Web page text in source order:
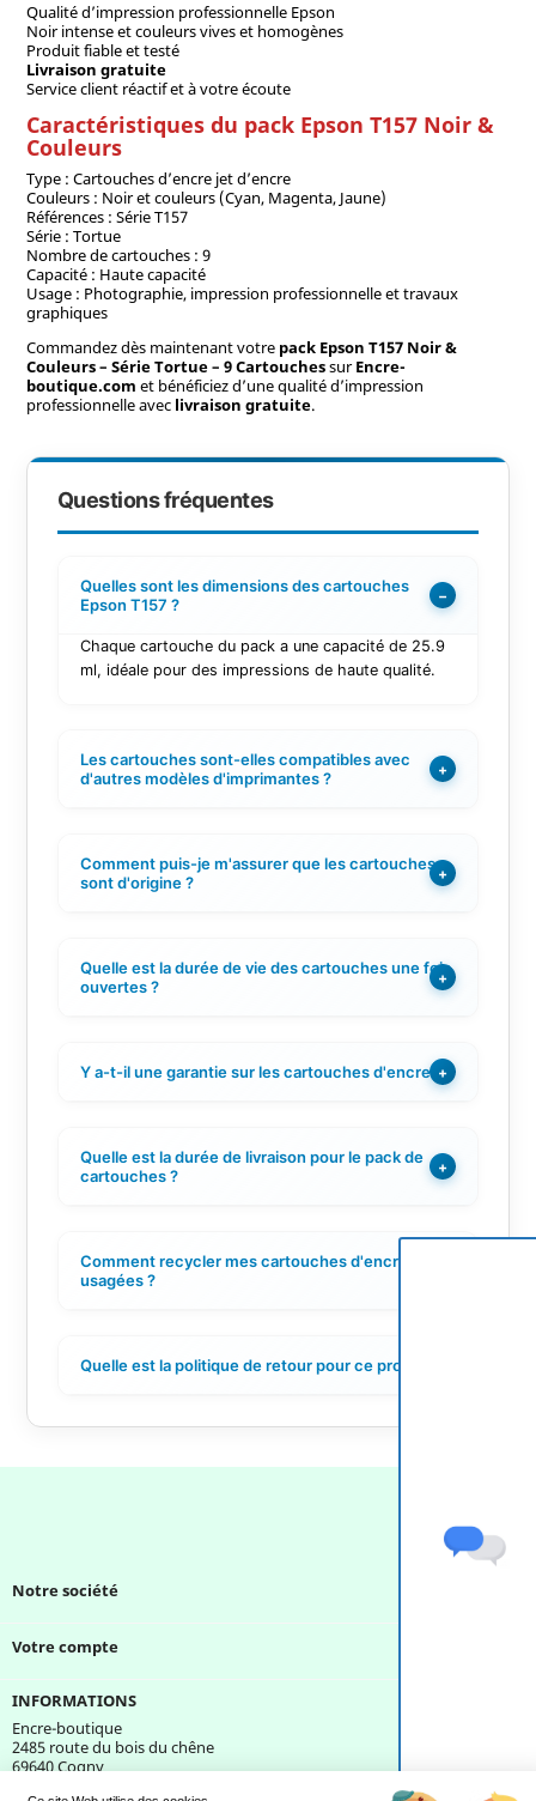
Qualité d’impression professionnelle Epson
Noir intense et couleurs vives et homogènes
Produit fiable et testé
Livraison gratuite
Service client réactif et à votre écoute
Caractéristiques du pack Epson T157 Noir &
Couleurs
Type : Cartouches d’encre jet d’encre
Couleurs : Noir et couleurs (Cyan, Magenta, Jaune)
Références : Série T157
Série : Tortue
Nombre de cartouches : 9
Capacité : Haute capacité
Usage : Photographie, impression professionnelle et travaux
graphiques
Commandez dès maintenant votre pack Epson T157 Noir &
Couleurs – Série Tortue – 9 CartouchessurEncre-
boutique.com et bénéficiez d’une qualité d’impression
professionnelle avec livraison gratuite.
Questions fréquentes
Quelles sont les dimensions des cartouches
Epson T157 ?
−
Chaque cartouche du pack a une capacité de 25.9
ml, idéale pour des impressions de haute qualité.
Les cartouches sont-elles compatibles avec
d'autres modèles d'imprimantes ?
+
Comment puis-je m'assurer que les cartouches
sont d'origine ?
+
Quelle est la durée de vie des cartouches une fois
ouvertes ?
+
Y a-t-il une garantie sur les cartouches d'encre ?+
Quelle est la durée de livraison pour le pack de
cartouches ?
+
Comment recycler mes cartouches d'encre
usagées ?
Quelle est la politique de retour pour ce produit ?
Notre société
Votre compte
INFORMATIONS
Encre-boutique
2485 route du bois du chêne
69640 Cogny